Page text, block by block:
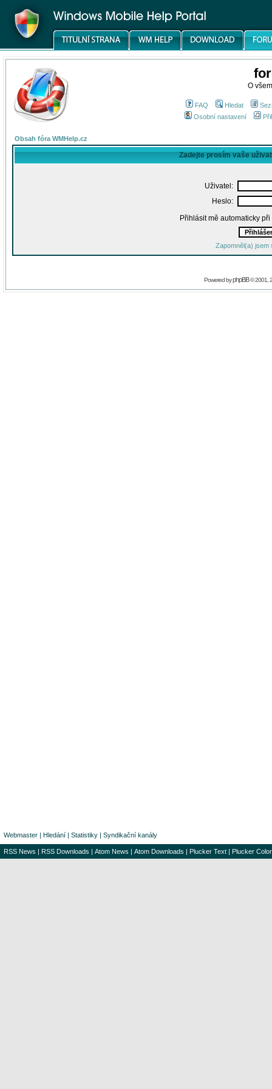
O
FAQ Hledat
Osobní nastavení
Obsah fóra WMHelp.cz
Zadejte prosím vaše
Uživatel:
Heslo:
Přihlásit mě automaticky
Zapomněl(a) jsem
Powered byphpBB© 2001,
Webmaster | Hledání | Statistiky | Syndikační kanály
RSS News | RSS Downloads | Atom News | Atom Downloads | Plucker Text | Plucker Color